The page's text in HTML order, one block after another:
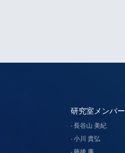
研究室メンバー
長谷山 美紀
小川 貴弘